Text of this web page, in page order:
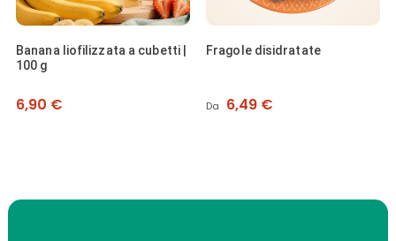
Banana liofilizzata a cubetti |
100 g
Prezzo
6,90 €
Fragole disidratate
Da Prezzo
6,49 €